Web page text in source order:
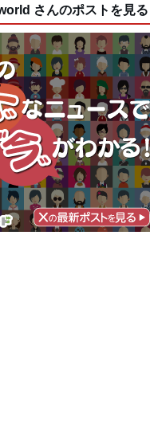
さんのポストを見る